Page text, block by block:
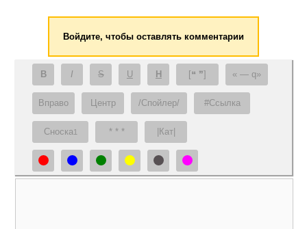
Войдите, чтобы оставлять комментарии
B I S U H [❝ ❞] — q
Вправо Центр /Спойлер/ #Ссылка
Сноска1 * * * |Кат|